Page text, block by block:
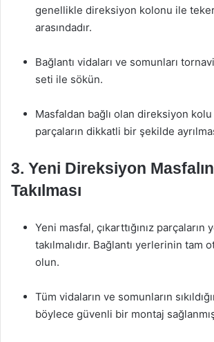
genellikle direksiyon kolonu ile
arasındadır.
Bağlantı vidaları ve somunları
seti ile sökün.
Masfaldan bağlı olan direksiyon
parçaların dikkatli bir şekilde
3. Yeni Direksiyon
Takılması
Yeni masfal, çıkarttığınız parçaların
takılmalıdır. Bağlantı yerlerinin tam
olun.
Tüm vidaların ve somunların
böylece güvenli bir montaj